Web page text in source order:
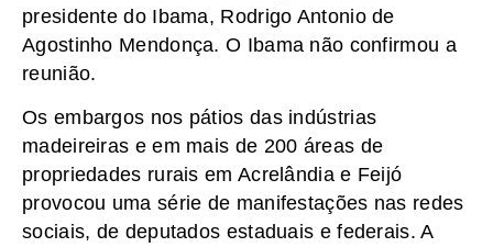
presidente do Ibama, Rodrigo Antonio de
Agostinho Mendonça. O Ibama não confirmou a
reunião.
Os embargos nos pátios das indústrias
madeireiras e em mais de 200 áreas de
propriedades rurais em Acrelândia e Feijó
provocou uma série de manifestações nas redes
sociais, de deputados estaduais e federais. A